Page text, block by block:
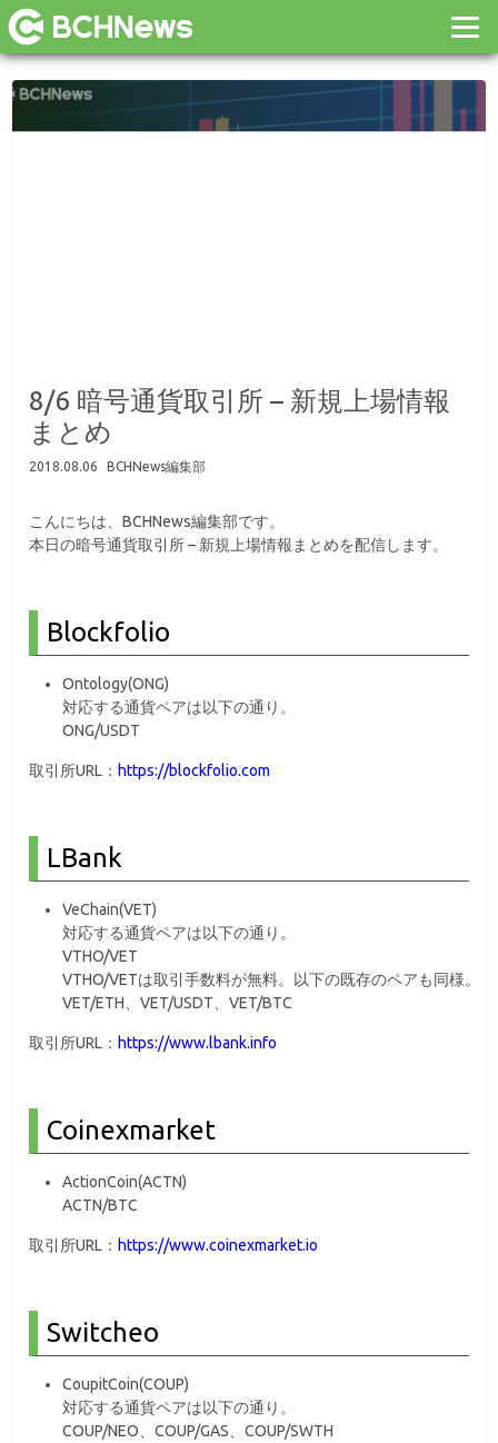
8/6 暗号通貨取引所 – 新規上場情報
まとめ
2018.08.06 BCHNews編集部
こんにちは、BCHNews編集部です。
本日の暗号通貨取引所 – 新規上場情報まとめを配信します。
Blockfolio
Ontology(ONG)
対応する通貨ペアは以下の通り。
ONG/USDT
取引所URL： https://blockfolio.com
LBank
VeChain(VET)
対応する通貨ペアは以下の通り。
VTHO/VET
VTHO/VETは取引手数料が無料。以下の既存のペアも同様。
VET/ETH、VET/USDT、VET/BTC
取引所URL： https://www.lbank.info
Coinexmarket
ActionCoin(ACTN)
ACTN/BTC
取引所URL： https://www.coinexmarket.io
Switcheo
CoupitCoin(COUP)
対応する通貨ペアは以下の通り。
COUP/NEO、COUP/GAS、COUP/SWTH